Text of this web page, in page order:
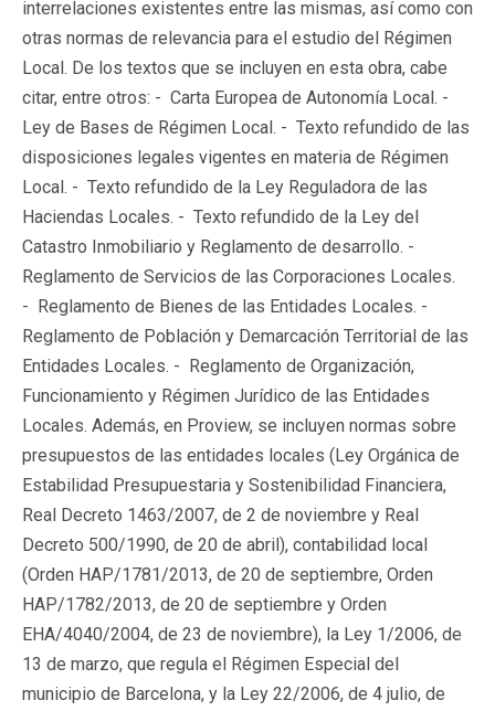
interrelaciones existentes entre las mismas, así como con
otras normas de relevancia para el estudio del Régimen
Local. De los textos que se incluyen en esta obra, cabe
citar, entre otros: - Carta Europea de Autonomía Local. -
Ley de Bases de Régimen Local. - Texto refundido de las
disposiciones legales vigentes en materia de Régimen
Local. - Texto refundido de la Ley Reguladora de las
Haciendas Locales. - Texto refundido de la Ley del
Catastro Inmobiliario y Reglamento de desarrollo. -
Reglamento de Servicios de las Corporaciones Locales.
- Reglamento de Bienes de las Entidades Locales. -
Reglamento de Población y Demarcación Territorial de las
Entidades Locales. - Reglamento de Organización,
Funcionamiento y Régimen Jurídico de las Entidades
Locales. Además, en Proview, se incluyen normas sobre
presupuestos de las entidades locales (Ley Orgánica de
Estabilidad Presupuestaria y Sostenibilidad Financiera,
Real Decreto 1463/2007, de 2 de noviembre y Real
Decreto 500/1990, de 20 de abril), contabilidad local
(Orden HAP/1781/2013, de 20 de septiembre, Orden
HAP/1782/2013, de 20 de septiembre y Orden
EHA/4040/2004, de 23 de noviembre), la Ley 1/2006, de
13 de marzo, que regula el Régimen Especial del
municipio de Barcelona, y la Ley 22/2006, de 4 julio, de